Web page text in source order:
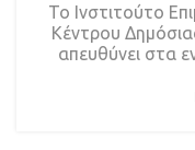
Το Ινστιτούτο
Κέντρου
απευθύνει στα